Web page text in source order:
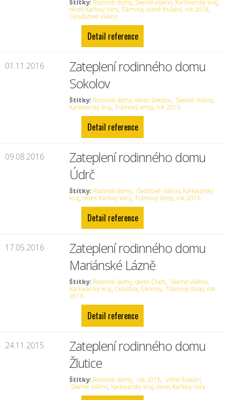
Štítky: Rodinné domy, Skelné vlákno, Karlovarský kraj,
okres Karlovy Vary,Šikmina,Volné foukání, rok 2018,
Celulózové vlákno
Detail reference
01.11.2016
Zateplení rodinného domu
Sokolov
Štítky: Rodinné domy,okres Sokolov, Skelné vlákno,
Karlovarský kraj,Trámový strop, rok 2016
Detail reference
09.08.2016
Zateplení rodinného domu
Údrč
Štítky: Rodinné domy, Čedičové vlákno, Karlovarský
kraj,okres Karlovy Vary,Trámový strop, rok 2016
Detail reference
17.05.2016
Zateplení rodinného domu
Mariánské Lázně
Štítky: Rodinné domy,okres Cheb, Skelné vlákno,
Karlovarský kraj, Celulóza,Šikminy,Trámový strop, rok
2016
Detail reference
24.11.2015
Zateplení rodinného domu
Žlutice
Štítky: Rodinné domy, rok 2015, Volné foukání,
Skelné vlákno, Karlovarský kraj,okres Karlovy Vary